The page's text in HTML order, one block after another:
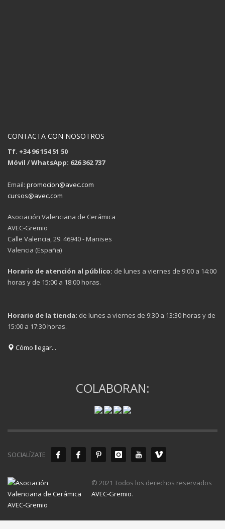
CONTACTA CON NOSOTROS
Tf. +34 96 154 51 50
Móvil / WhatsApp: 626 362 737
Email: promocion@avec.com
cursos@avec.com
Asociación Valenciana de Cerámica
AVEC-Gremio
Calle Valencia, 29. 46940 - Manises
Valencia (España)
Horario de atención al público: de lunes a viernes de 9:00 a 14:00
horas y de 15:00 a 18:00 horas.
Horario de la tienda: de lunes a viernes de 9:30 a 13:30 horas y de
15:00 a 17:30 horas.
Cómo llegar...
COLABORAN:
SOCIALÍZATE
© 2021 Todos los derechos reservados
AVEC-Gremio.